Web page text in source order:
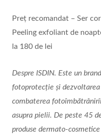
Preț recomandat – Ser
Peeling exfoliant de
la 180 de lei
Despre ISDIN. Este un
fotoprotecție și
combaterea
asupra pielii. De peste 45
produse dermato-